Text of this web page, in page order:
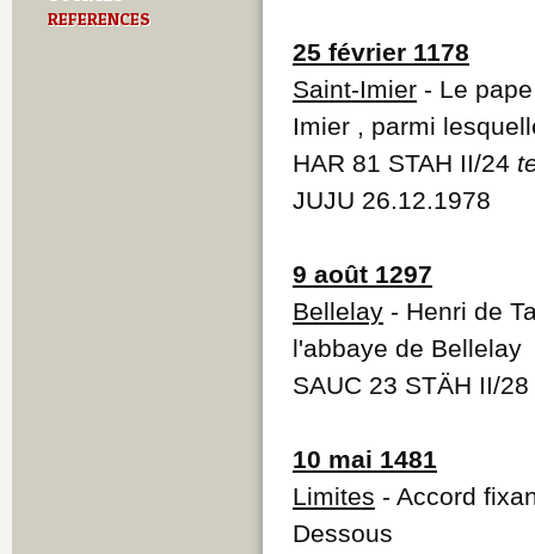
REFERENCES
25 février 1178
Saint-Imier - Le
Imier , parmi
HAR 81 STAH II/24
JUJU 26.12.1978
9 août 1297
Bellelay - Henri de
l'abbaye de Bellelay
SAUC 23 STÄH II/28
10 mai 1481
Limites - Accord
Dessous